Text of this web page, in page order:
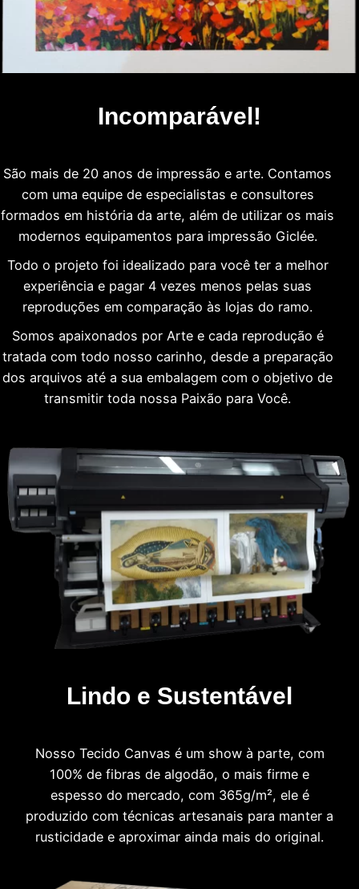
Incomparável!
São mais de 20 anos de impressão e arte. Contamos
com uma equipe de especialistas e consultores
formados em história da arte, além de utilizar os mais
modernos equipamentos para impressão Giclée.
Todo o projeto foi idealizado para você ter a melhor
experiência e pagar 4 vezes menos pelas suas
reproduções em comparação às lojas do ramo.
Somos apaixonados por Arte e cada reprodução é
tratada com todo nosso carinho, desde a preparação
dos arquivos até a sua embalagem com o objetivo de
transmitir toda nossa Paixão para Você.
Lindo e Sustentável
Nosso Tecido Canvas é um show à parte, com
100% de fibras de algodão, o mais firme e
espesso do mercado, com 365g/m², ele é
produzido com técnicas artesanais para manter a
rusticidade e aproximar ainda mais do original.